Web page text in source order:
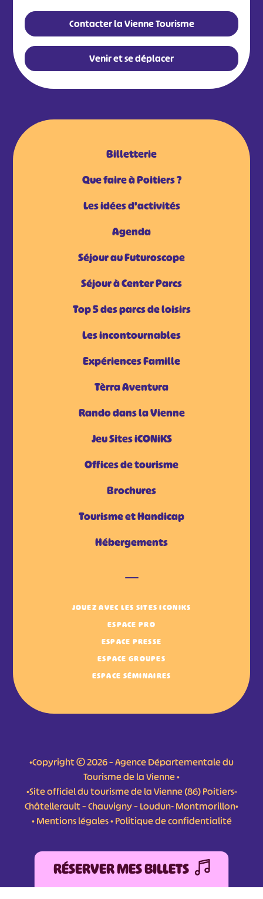
Contacter la Vienne Tourisme
Venir et se déplacer
Billetterie
Que faire à Poitiers ?
Les idées d'activités
Agenda
Séjour au Futuroscope
Séjour à Center Parcs
Top 5 des parcs de loisirs
Les incontournables
Expériences Famille
Tèrra Aventura
Rando dans la Vienne
Jeu Sites iCONiKS
Offices de tourisme
Brochures
Tourisme et Handicap
Hébergements
JOUEZ AVEC LES SITES ICONIKS
ESPACE PRO
ESPACE PRESSE
ESPACE GROUPES
ESPACE SÉMINAIRES
•Copyright © 2026 – Agence Départementale du
Tourisme de la Vienne •
•Site officiel du tourisme de la Vienne (86) Poitiers-
Châtellerault – Chauvigny – Loudun- Montmorillon•
•Mentions légales•Politique de confidentialité
RÉSERVER MES BILLETS